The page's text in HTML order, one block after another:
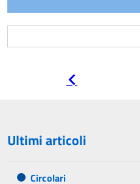
Ultimi articoli
Circolari